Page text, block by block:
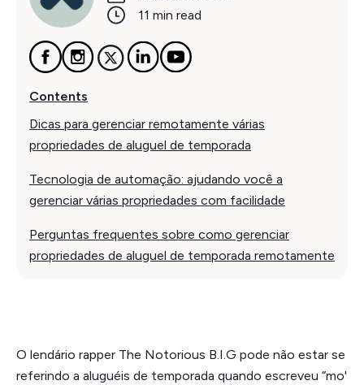
11 min read
Contents
Dicas para gerenciar remotamente várias
propriedades de aluguel de temporada
Tecnologia de automação: ajudando você a
gerenciar várias propriedades com facilidade
Perguntas frequentes sobre como gerenciar
propriedades de aluguel de temporada remotamente
O lendário rapper The Notorious B.I.G pode não estar se
referindo a aluguéis de temporada quando escreveu “mo'